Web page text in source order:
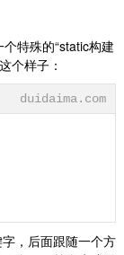
特殊的“static构建
个样子：
duidaima.com
，后面跟随一个方